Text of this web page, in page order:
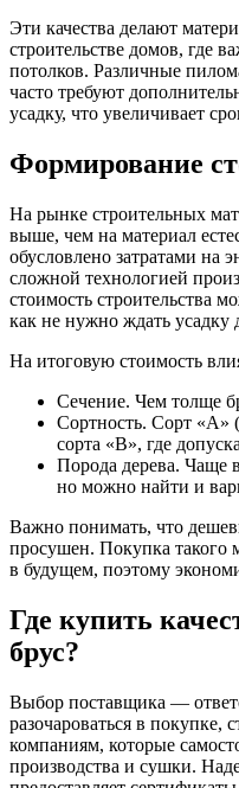
Эти качества делают
строительстве домов, где
потолков. Различные
часто требуют
усадку, что увеличивает
Формирование
На рынке строительных
выше, чем на материал
обусловлено затратами на
сложной технологией
стоимость строительства
как не нужно ждать усадку
На итоговую стоимость
Сечение. Чем толще
Сортность. Сорт «А»
сорта «В», где
Порода дерева. Чаще
но можно найти и
Важно понимать, что
просушен. Покупка такого
в будущем, поэтому
Где купить
брус?
Выбор поставщика —
разочароваться в покупке,
компаниям, которые
производства и сушки.